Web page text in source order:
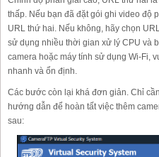
thấp. Nếu bạn đã đặt gói ghi video độ
URL thứ hai. Nếu không, hãy chọn
sử dụng nhiều thời gian xử lý CPU và
camera hoặc máy tính sử dụng Wi-Fi,
nhanh và ổn định.
Các bước còn lại khá đơn giản. Chỉ
hướng dẫn để hoàn tất việc thêm
sau: